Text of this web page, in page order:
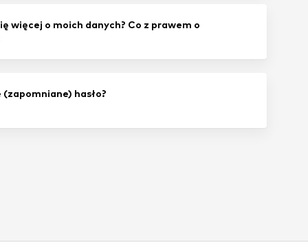
więcej o moich danych? Co z prawem o
hasło?